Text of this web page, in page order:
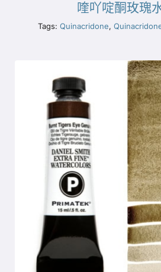
喹吖啶酮玫瑰
Tags: Quinacridone,